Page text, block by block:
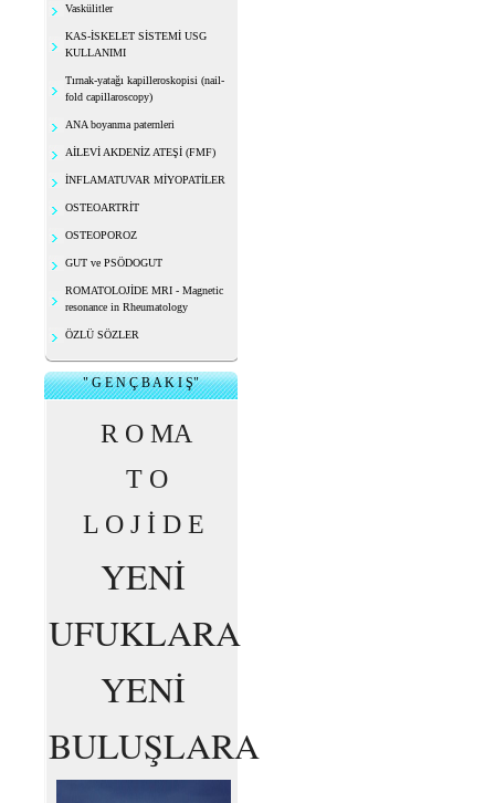
Vaskülitler
KAS-İSKELET SİSTEMİ USG
KULLANIMI
Tırnak-yatağı kapilleroskopisi (nail-
fold capillaroscopy)
ANA boyanma paternleri
AİLEVİ AKDENİZ ATEŞİ (FMF)
İNFLAMATUVAR MİYOPATİLER
OSTEOARTRİT
OSTEOPOROZ
GUT ve PSÖDOGUT
ROMATOLOJİDE MRI - Magnetic
resonance in Rheumatology
ÖZLÜ SÖZLER
" G E N Ç B A K I Ş"
R O MA
T O
L O J İ D E
YENİ
UFUKLARA
YENİ
BULUŞLARA